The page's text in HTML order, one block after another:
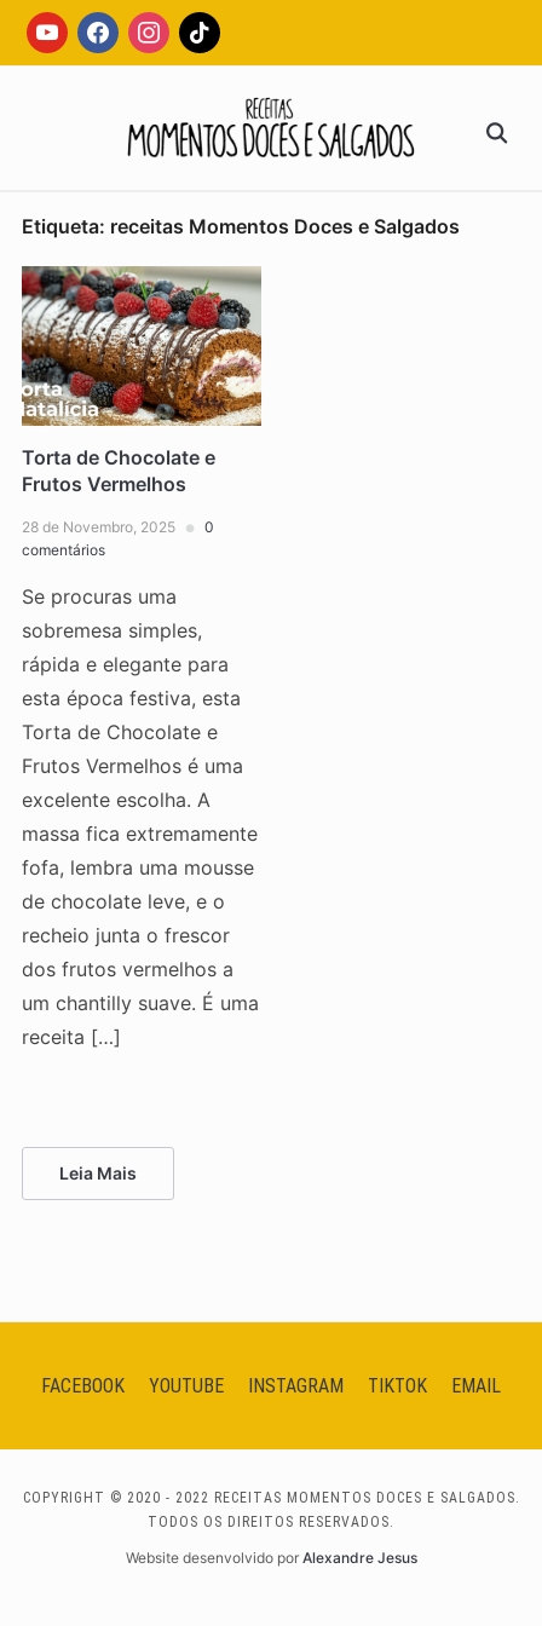
Skipyoutubefacebookinstagram
tiktok
Search
for:
Etiqueta: receitas Momentos Doces e Salgados
Torta de Chocolate e
Frutos Vermelhos
28 de Novembro, 2025
0
comentários
Se procuras uma
sobremesa simples,
rápida e elegante para
esta época festiva, esta
Torta de Chocolate e
Frutos Vermelhos é uma
excelente escolha. A
massa fica extremamente
fofa, lembra uma mousse
de chocolate leve, e o
recheio junta o frescor
dos frutos vermelhos a
um chantilly suave. É uma
receita […]
Leia Mais
FACEBOOK YOUTUBE INSTAGRAM TIKTOK EMAIL
COPYRIGHT © 2020 - 2022 RECEITAS MOMENTOS DOCES E SALGADOS.
TODOS OS DIREITOS RESERVADOS.
Website desenvolvido por Alexandre Jesus